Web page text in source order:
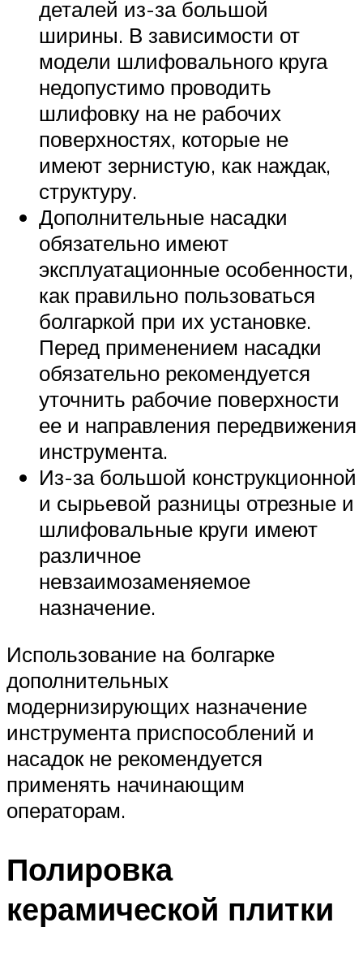
деталей из-за большой
ширины. В зависимости от
модели шлифовального круга
недопустимо проводить
шлифовку на не рабочих
поверхностях, которые не
имеют зернистую, как наждак,
структуру.
Дополнительные насадки
обязательно имеют
эксплуатационные особенности,
как правильно пользоваться
болгаркой при их установке.
Перед применением насадки
обязательно рекомендуется
уточнить рабочие поверхности
ее и направления передвижения
инструмента.
Из-за большой конструкционной
и сырьевой разницы отрезные и
шлифовальные круги имеют
различное
невзаимозаменяемое
назначение.
Использование на болгарке
дополнительных
модернизирующих назначение
инструмента приспособлений и
насадок не рекомендуется
применять начинающим
операторам.
Полировка
керамической плитки